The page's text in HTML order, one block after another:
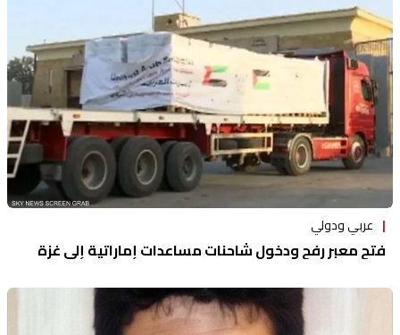
منوعات
عربي ودولي
فتح معبر رفح ودخول شاحنات مساعدات إماراتية إلى غزة